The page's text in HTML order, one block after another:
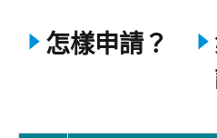
怎樣申請？